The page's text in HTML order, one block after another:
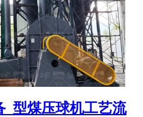
_型煤压球机工艺流